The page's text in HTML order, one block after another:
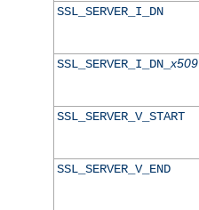
SSL_SERVER_I_DN
SSL_SERVER_I_DN_x509
SSL_SERVER_V_START
SSL_SERVER_V_END